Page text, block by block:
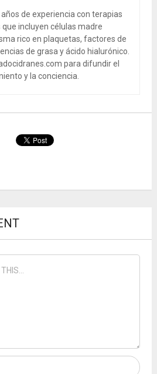
de experiencia con terapias
incluyen células madre
rico en plaquetas, factores de
de grasa y ácido hialurónico.
para difundir el
y la conciencia.